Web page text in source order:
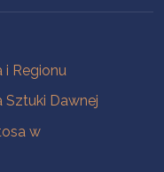
i Regionu
Sztuki Dawnej
w